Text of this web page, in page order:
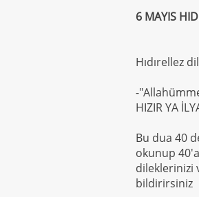
6 MAYIS
Hıdırellez
-
HIZIR YA
Bu dua 40
okunup
dileklerinizi
bildirirsiniz